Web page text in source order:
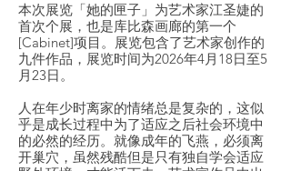
本次展览「她的匣子」为艺术家江圣婕的
首次个展，也是库比森画廊的第一个
[Cabinet]项目。展览包含了艺术家创作的
九件作品，展览时间为2026年4月18日至5
月23日。
人在年少时离家的情绪总是复杂的，这似
乎是成长过程中为了适应之后社会环境中
的必然的经历。就像成年的飞燕，必须离
开巢穴，虽然残酷但是只有独自学会适应